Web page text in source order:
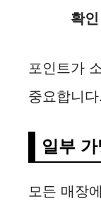
확
포인트가
중요합니다.
일부
모든 매장